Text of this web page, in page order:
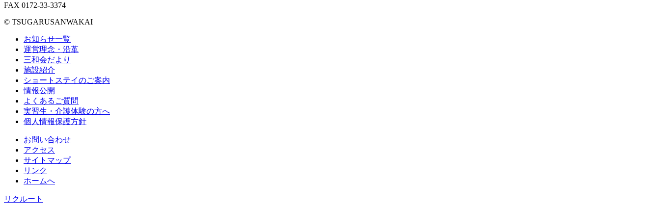
FAX 0172-33-3374
© TSUGARUSANWAKAI
お知らせ一覧
運営理念・沿革
三和会だより
施設紹介
ショートステイのご案内
情報公開
よくあるご質問
実習生・介護体験の方へ
個人情報保護方針
お問い合わせ
アクセス
サイトマップ
リンク
ホームへ
リクルート